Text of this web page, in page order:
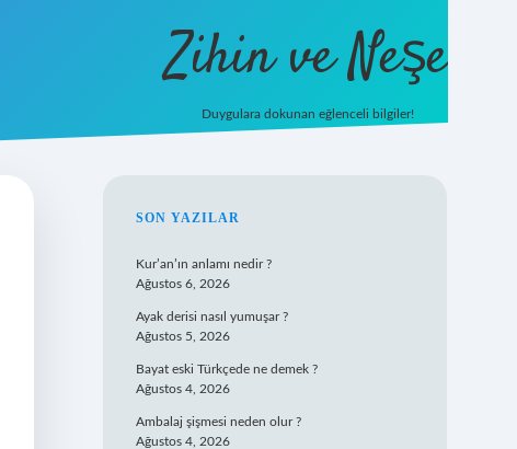
Zihin ve Neşe
Duygulara dokunan eğlenceli bilgiler!
SIDEBAR
SON YAZILAR
Kur’an’ın anlamı nedir ?
Ağustos 6, 2026
Ayak derisi nasıl yumuşar ?
Ağustos 5, 2026
Bayat eski Türkçede ne demek ?
Ağustos 4, 2026
Ambalaj şişmesi neden olur ?
Ağustos 4, 2026